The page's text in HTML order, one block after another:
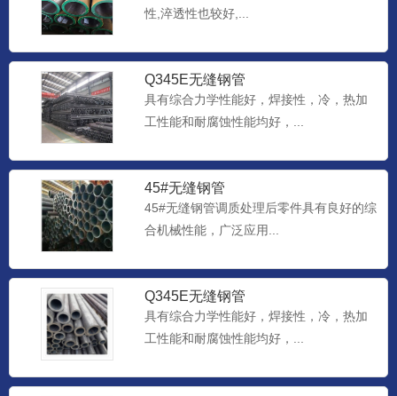
性,淬透性也较好,...
Q345E无缝钢管
具有综合力学性能好，焊接性，冷，热加
工性能和耐腐蚀性能均好，...
45#无缝钢管
45#无缝钢管调质处理后零件具有良好的综
合机械性能，广泛应用...
Q345E无缝钢管
具有综合力学性能好，焊接性，冷，热加
工性能和耐腐蚀性能均好，...